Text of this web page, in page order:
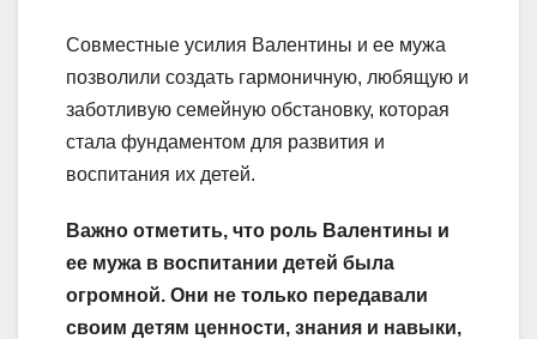
Совместные усилия Валентины и ее мужа
позволили создать гармоничную, любящую и
заботливую семейную обстановку, которая
стала фундаментом для развития и
воспитания их детей.
Важно отметить, что роль Валентины и
ее мужа в воспитании детей была
огромной. Они не только передавали
своим детям ценности, знания и навыки,